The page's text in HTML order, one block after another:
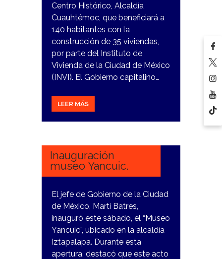
Centro Histórico, Alcaldía
Cuauhtémoc, que beneficiará a
140 habitantes con la
construcción de 35 viviendas,
por parte del Instituto de
Vivienda de la Ciudad de México
(INVI). El Gobierno capitalino…
LEER MÁS
26
Inauguración
museo Yancuic.
El jefe de Gobierno de la Ciudad
de México, Martí Batres,
inauguró este sábado, el “Museo
Yancuic”, ubicado en la alcaldía
Iztapalapa. Durante esta
apertura, destacó que este acto